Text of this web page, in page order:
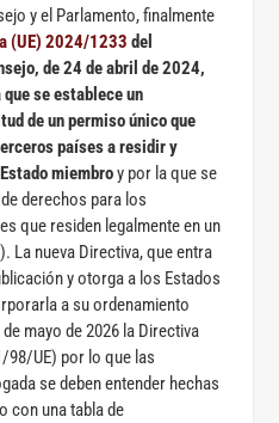
y el Parlamento, finalmente
(UE) 2024/1233 del
de 24 de abril de 2024,
se establece un
de un permiso único que
países a residir y
miembroy por la que se
derechos para los
que residen legalmente en un
La nueva Directiva, que entra
y otorga a los Estados
a su ordenamiento
mayo de 2026 la Directiva
98/UE) por lo que las
se deben entender hechas
con una tabla de